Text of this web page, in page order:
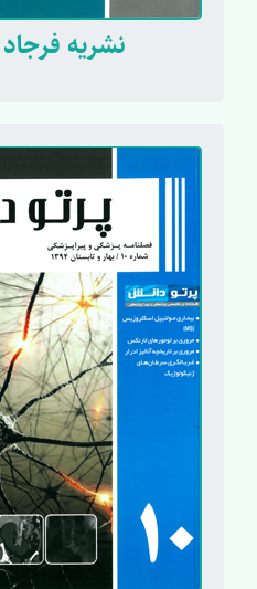
نشریه فرجاد